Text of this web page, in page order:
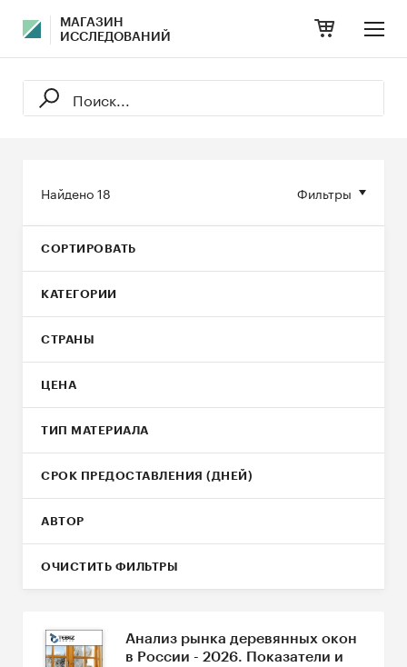
МАГАЗИН
ИССЛЕДОВАНИЙ
Фильтры
Найдено18
СОРТИРОВАТЬ
КАТЕГОРИИ
СТРАНЫ
ЦЕНА
ТИП МАТЕРИАЛА
СРОК ПРЕДОСТАВЛЕНИЯ (ДНЕЙ)
АВТОР
ОЧИСТИТЬ ФИЛЬТРЫ
Анализ рынка деревянных окон
в России - 2026. Показатели и